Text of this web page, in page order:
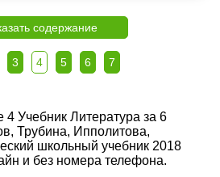
содержание
3 4 5 6 7
4 Учебник Литература за 6
Трубина, Ипполитова,
школьный учебник 2018
и без номера телефона.